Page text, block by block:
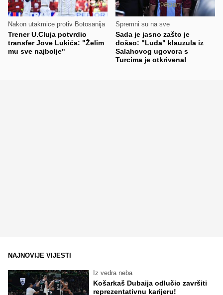
Nakon utakmice protiv Botosanija
Trener U.Cluja potvrdio
transfer Jove Lukića: "Želim
mu sve najbolje"
Spremni su na sve
Sada je jasno zašto je
došao: "Luda" klauzula iz
Salahovog ugovora s
Turcima je otkrivena!
NAJNOVIJE VIJESTI
Iz vedra neba
Košarkaš Dubaija odlučio završiti
reprezentativnu karijeru!